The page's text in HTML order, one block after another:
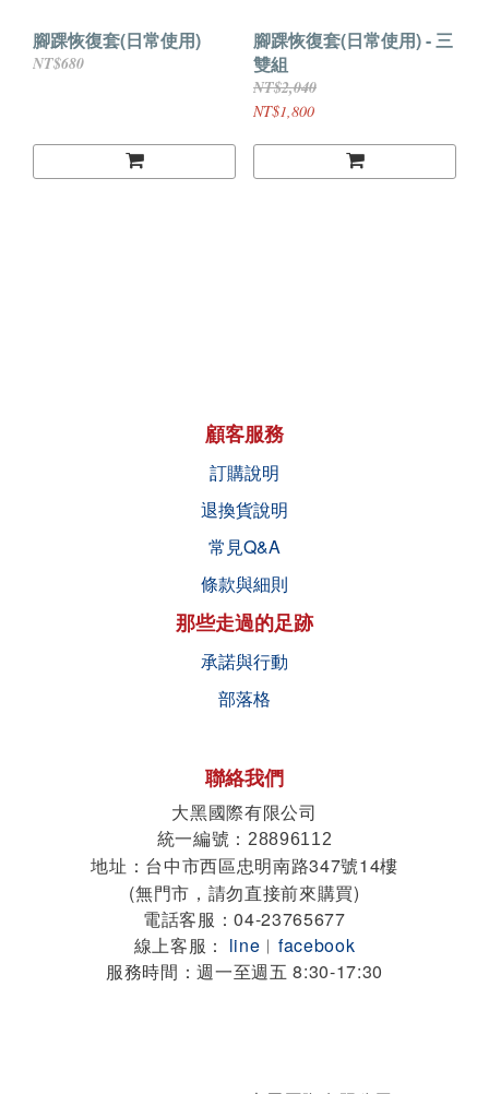
腳踝恢復套(日常使用)
NT$680
腳踝恢復套(日常使用) - 三
雙組
NT$2,040
NT$1,800
顧客服務
訂購說明
退換貨說明
常見Q&A
條款與細則
那些走過的足跡
承諾與行動
部落格
聯絡我們
大黑國際有限公司
統一編號 ：28896112
地址 ： 台中市西區忠明南路347號14樓
(無門市，請勿直接前來購買)
電話客服：04-23765677
線上客服： line ︱ facebook
服務時間：週一至週五 8:30-17:30